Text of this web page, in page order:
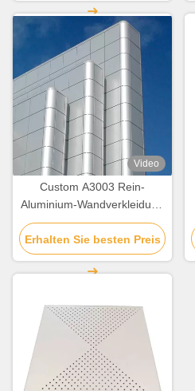
Video
Custom A3003 Rein-
Aluminium-Wandverkleidung
für Fassadendekoration
Erhalten Sie besten Preis